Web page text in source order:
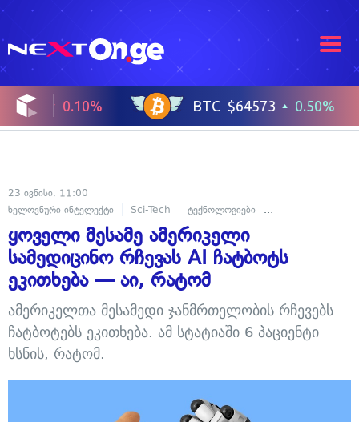
23 ივნისი, 11:00
ხელოვნური ინტელექტი
Sci-Tech ტექნოლოგიები
ყოველი მესამე ამერიკელი
სამედიცინო რჩევას AI ჩატბოტს
ეკითხება — აი, რატომ
ამერიკელთა მესამედი ჯანმრთელობის რჩევებს
ჩატბოტებს ეკითხება. ამ სტატიაში 6 პაციენტი
ხსნის, რატომ.